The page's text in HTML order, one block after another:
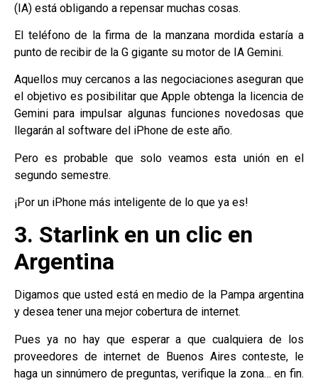
(IA) está obligando a repensar muchas cosas.
El teléfono de la firma de la manzana mordida estaría a
punto de recibir de la G gigante su motor de IA Gemini.
Aquellos muy cercanos a las negociaciones aseguran que
el objetivo es posibilitar que Apple obtenga la licencia de
Gemini para impulsar algunas funciones novedosas que
llegarán al software del iPhone de este año.
Pero es probable que solo veamos esta unión en el
segundo semestre.
¡Por un iPhone más inteligente de lo que ya es!
3. Starlink en un clic en
Argentina
Digamos que usted está en medio de la Pampa argentina
y desea tener una mejor cobertura de internet.
Pues ya no hay que esperar a que cualquiera de los
proveedores de internet de Buenos Aires conteste, le
haga un sinnúmero de preguntas, verifique la zona… en fin.